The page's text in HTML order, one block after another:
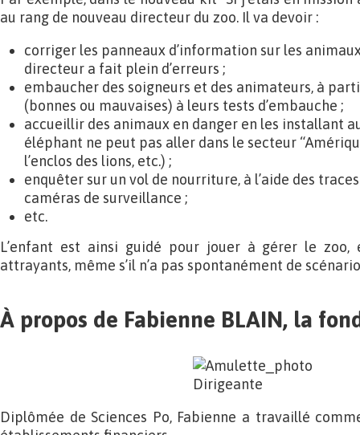
au rang de nouveau directeur du zoo. Il va devoir :
corriger les panneaux d’information sur les
directeur a fait plein d’erreurs ;
embaucher des soigneurs et des animateurs, à
(bonnes ou mauvaises) à leurs tests d’embauche ;
accueillir des animaux en danger en les installant
éléphant ne peut pas aller dans le secteur
l’enclos des lions, etc.) ;
enquêter sur un vol de nourriture, à l’aide des
caméras de surveillance ;
etc.
L’enfant est ainsi guidé pour jouer à gérer le zoo,
attrayants, même s’il n’a pas spontanément de
À propos de Fabienne BLAIN, la
Diplômée de Sciences Po, Fabienne a travaillé